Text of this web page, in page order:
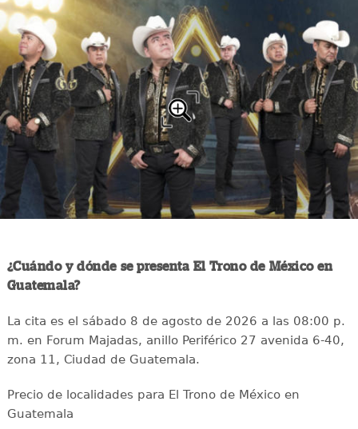
¿Cuándo y dónde se presenta El Trono de México en
Guatemala?
La cita es el sábado 8 de agosto de 2026 a las 08:00 p.
m. en Forum Majadas, anillo Periférico 27 avenida 6-40,
zona 11, Ciudad de Guatemala.
Precio de localidades para El Trono de México en
Guatemala